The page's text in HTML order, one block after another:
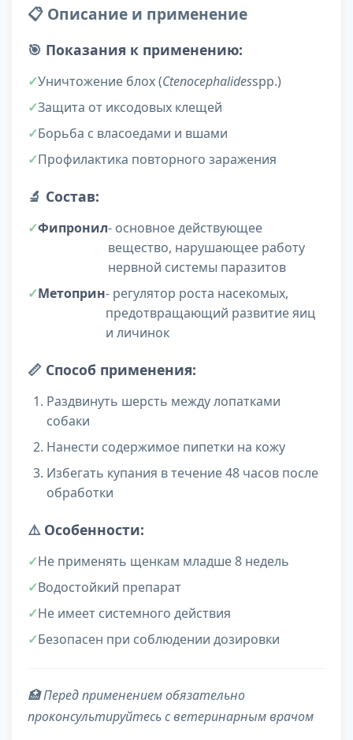
📋 Описание и применение
🎯 Показания к применению:
Уничтожение блох (Ctenocephalidesspp.)
Защита от иксодовых клещей
Борьба с власоедами и вшами
Профилактика повторного заражения
🔬 Состав:
Фипронил- основное действующее
вещество, нарушающее работу
нервной системы паразитов
Метоприн- регулятор роста насекомых,
предотвращающий развитие яиц
и личинок
📏 Способ применения:
Раздвинуть шерсть между лопатками
собаки
Нанести содержимое пипетки на кожу
Избегать купания в течение 48 часов после
обработки
⚠️ Особенности:
Не применять щенкам младше 8 недель
Водостойкий препарат
Не имеет системного действия
Безопасен при соблюдении дозировки
🏥 Перед применением обязательно
проконсультируйтесь с ветеринарным врачом